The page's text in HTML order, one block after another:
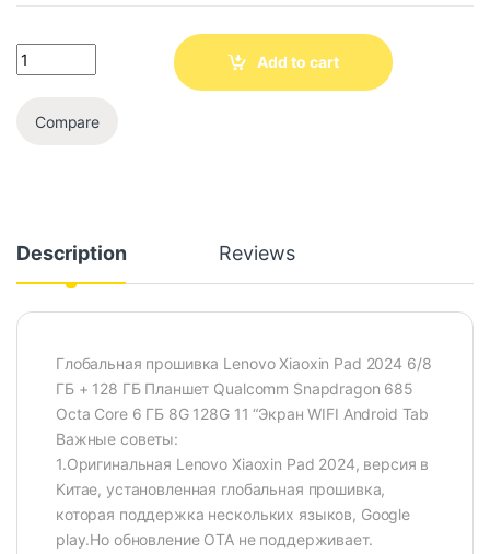
Add to cart
Compare
Description Reviews
Глобальная прошивка Lenovo Xiaoxin Pad 2024 6/8
ГБ + 128 ГБ Планшет Qualcomm Snapdragon 685
Octa Core 6 ГБ 8G 128G 11 “Экран WIFI Android Tab
Важные советы:
1.Оригинальная Lenovo Xiaoxin Pad 2024, версия в
Китае, установленная глобальная прошивка,
которая поддержка нескольких языков, Google
play.Но обновление OTA не поддерживает.